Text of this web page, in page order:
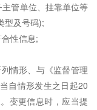
管单位、挂靠单位等
型及号码);
性信息;
情形、与《监督管理
自情形发生之日起20
变更信息时，应当提